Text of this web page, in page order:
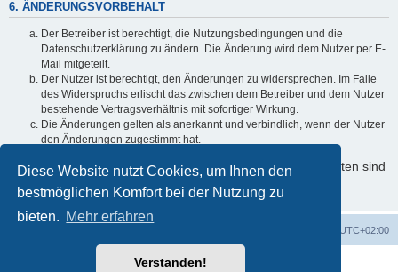
Diese Website nutzt Cookies, um Ihnen den
bestmöglichen Komfort bei der Nutzung zu
bieten. Mehr erfahren
Verstanden!
6. ÄNDERUNGSVORBEHALT
Der Betreiber ist berechtigt, die Nutzungsbedingungen und die
Datenschutzerklärung zu ändern. Die Änderung wird dem Nutzer per E-
Mail mitgeteilt.
Der Nutzer ist berechtigt, den Änderungen zu widersprechen. Im Falle
des Widerspruchs erlischt das zwischen dem Betreiber und dem Nutzer
bestehende Vertragsverhältnis mit sofortiger Wirkung.
Die Änderungen gelten als anerkannt und verbindlich, wenn der Nutzer
den Änderungen zugestimmt hat.
Informationen über den Umgang mit Ihren persönlichen Daten sind
in der Datenschutzerklärung enthalten.
UTC+02:00
Powered byphpBB® Forum Software © phpBB Limited